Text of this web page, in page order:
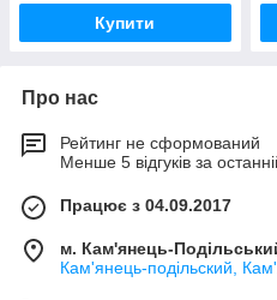
Купити
Про нас
Рейтинг не сформований
Менше 5 відгуків за
Працює з 04.09.2017
м. Кам'янець-
Кам'янець-подільский,